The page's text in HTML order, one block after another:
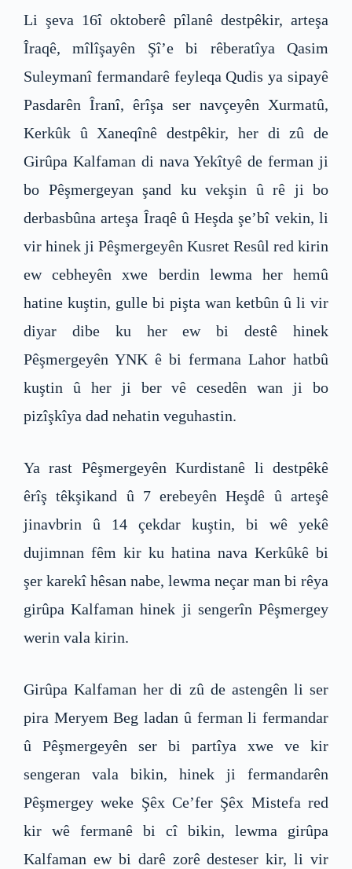
Li şeva 16î oktoberê pîlanê destpêkir, arteşa
Îraqê, mîlîşayên Şî’e bi rêberatîya Qasim
Suleymanî fermandarê feyleqa Qudis ya sipayê
Pasdarên Îranî, êrîşa ser navçeyên Xurmatû,
Kerkûk û Xaneqînê destpêkir, her di zû de
Girûpa Kalfaman di nava Yekîtyê de ferman ji
bo Pêşmergeyan şand ku vekşin û rê ji bo
derbasbûna arteşa Îraqê û Heşda şe’bî vekin, li
vir hinek ji Pêşmergeyên Kusret Resûl red kirin
ew cebheyên xwe berdin lewma her hemû
hatine kuştin, gulle bi pişta wan ketbûn û li vir
diyar dibe ku her ew bi destê hinek
Pêşmergeyên YNK ê bi fermana Lahor hatbû
kuştin û her ji ber vê cesedên wan ji bo
pizîşkîya dad nehatin veguhastin.
Ya rast Pêşmergeyên Kurdistanê li destpêkê
êrîş têkşikand û 7 erebeyên Heşdê û arteşê
jinavbrin û 14 çekdar kuştin, bi wê yekê
dujimnan fêm kir ku hatina nava Kerkûkê bi
şer karekî hêsan nabe, lewma neçar man bi rêya
girûpa Kalfaman hinek ji sengerîn Pêşmergey
werin vala kirin.
Girûpa Kalfaman her di zû de astengên li ser
pira Meryem Beg ladan û ferman li fermandar
û Pêşmergeyên ser bi partîya xwe ve kir
sengeran vala bikin, hinek ji fermandarên
Pêşmergey weke Şêx Ce’fer Şêx Mistefa red
kir wê fermanê bi cî bikin, lewma girûpa
Kalfaman ew bi darê zorê desteser kir, li vir